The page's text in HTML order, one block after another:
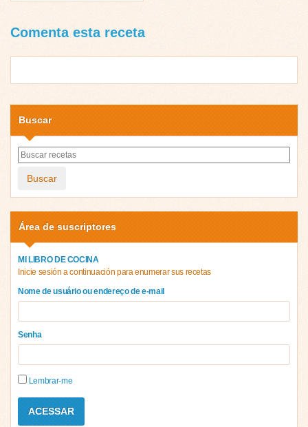
Comenta esta receta
Buscar
Buscar
Área de suscriptores
MI LIBRO DE COCINA
Inicie sesión a continuación para enumerar sus recetas
Nome de usuário ou endereço de e-mail
Senha
Lembrar-me